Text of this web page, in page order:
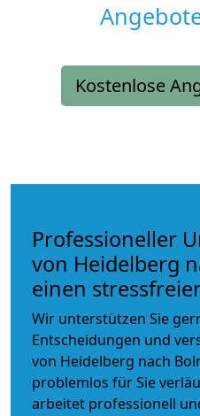
Kostenlose
Professioneller
von Heidelberg
einen
Wir unterstützen Sie
Entscheidungen und
von Heidelberg nach
problemlos für Sie
arbeitet professionell